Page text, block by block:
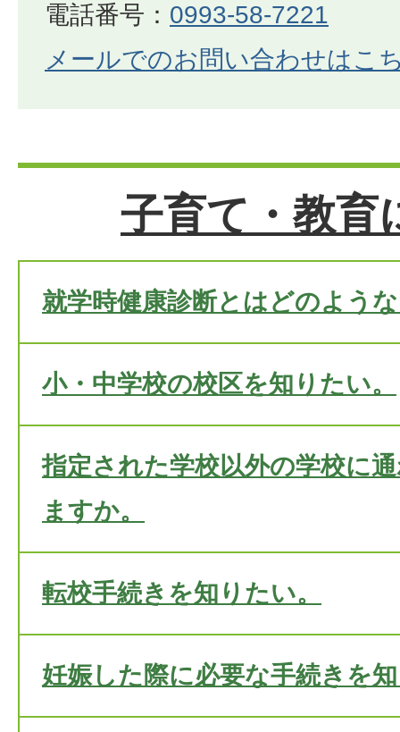
電話番号： 0993-58-7221
メールでのお問い合わせはこ
子育て・教育
就学時健康診断とはどのよう
小・中学校の校区を知りたい。
指定された学校以外の学校に
ますか。
転校手続きを知りたい。
妊娠した際に必要な手続きを